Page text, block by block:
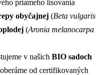
priameho lisovania
obyčajnej (Beta vulgaris
(Aronia melanocarpa
v našich BIO sadoch
od certifikovaných